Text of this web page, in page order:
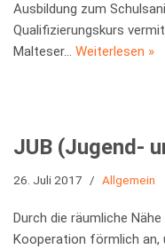
Ausbildung zum
Qualifizierungskurs
Malteser… Weiterlesen »
JUB (Jugend-
26. Juli 2017 Allgemein
Durch die räumliche
Kooperation förmlich an,